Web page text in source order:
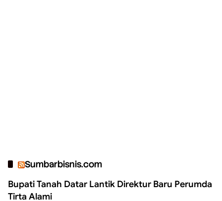
Sumbarbisnis.com
Bupati Tanah Datar Lantik Direktur Baru Perumda
Tirta Alami